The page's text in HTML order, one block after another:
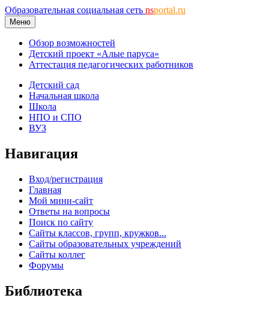
Образовательная социальная сеть nsportal.ru
Меню
Обзор возможностей
Детский проект «Алые паруса»
Аттестация педагогических работников
Детский сад
Начальная школа
Школа
НПО и СПО
ВУЗ
Навигация
Вход/регистрация
Главная
Мой мини-сайт
Ответы на вопросы
Поиск по сайту
Сайты классов, групп, кружков...
Сайты образовательных учреждений
Сайты коллег
Форумы
Библиотека